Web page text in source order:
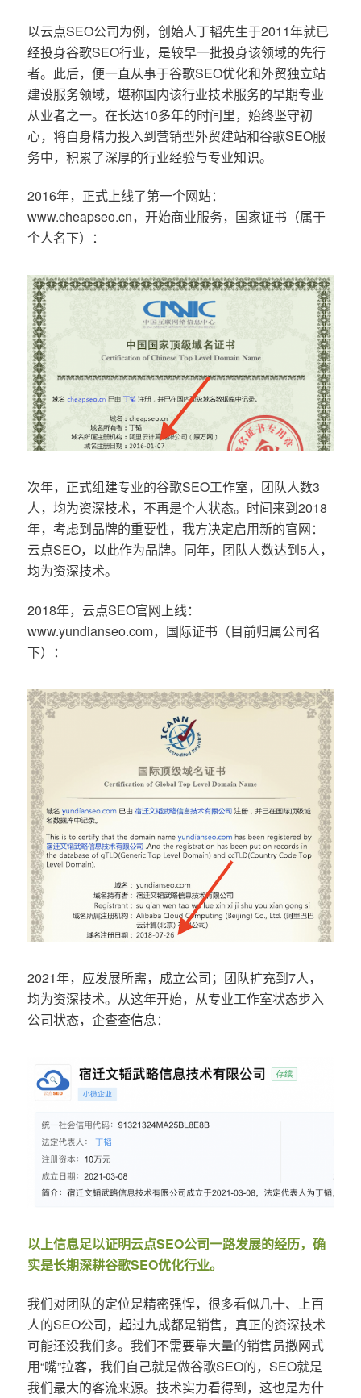
以云点SEO公司为例，创始人丁韬先生于2011年就已
经投身谷歌SEO行业，是较早一批投身该领域的先行
者。此后，便一直从事于谷歌SEO优化和外贸独立站
建设服务领域，堪称国内该行业技术服务的早期专业
从业者之一。在长达10多年的时间里，始终坚守初
心，将自身精力投入到营销型外贸建站和谷歌SEO服
务中，积累了深厚的行业经验与专业知识。
2016年，正式上线了第一个网站：
www.cheapseo.cn，开始商业服务，国家证书（属于
个人名下）：
次年，正式组建专业的谷歌SEO工作室，团队人数3
人，均为资深技术，不再是个人状态。时间来到2018
年，考虑到品牌的重要性，我方决定启用新的官网：
云点SEO，以此作为品牌。同年，团队人数达到5人，
均为资深技术。
2018年，云点SEO官网上线：
www.yundianseo.com，国际证书（目前归属公司名
下）：
2021年，应发展所需，成立公司；团队扩充到7人，
均为资深技术。从这年开始，从专业工作室状态步入
公司状态，企查查信息：
以上信息足以证明云点SEO公司一路发展的经历，确
实是长期深耕谷歌SEO优化行业。
我们对团队的定位是精密强悍，很多看似几十、上百
人的SEO公司，超过九成都是销售，真正的资深技术
可能还没我们多。我们不需要靠大量的销售员撒网式
用“嘴”拉客，我们自己就是做谷歌SEO的，SEO就是
我们最大的客流来源。技术实力看得到，这也是为什